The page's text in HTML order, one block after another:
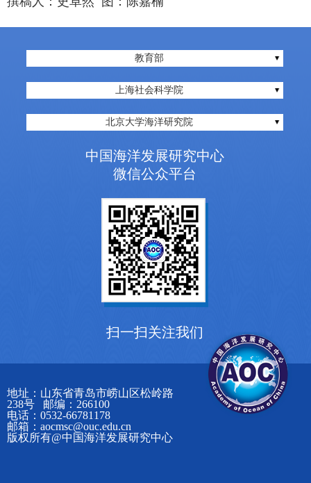
教育部
上海社会科学院
北京大学海洋研究院
中国海洋发展研究中心
微信公众平台
扫一扫关注我们
地址：山东省青岛市崂山区松岭路
238号 邮编：266100
电话：0532-66781178
邮箱：aocmsc@ouc.edu.cn
版权所有@中国海洋发展研究中心